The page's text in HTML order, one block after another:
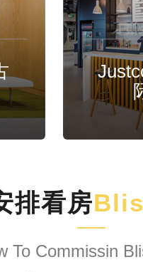
排看房
To Commissin